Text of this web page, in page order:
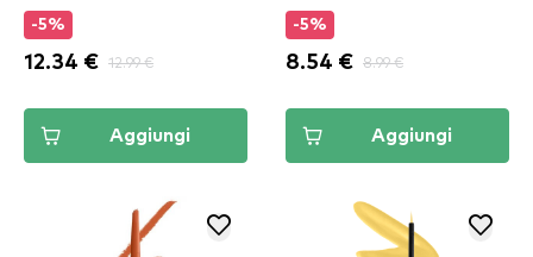
-5%
12.34 € 12.99 €
Aggiungi
-5%
8.54 € 8.99 €
Aggiungi